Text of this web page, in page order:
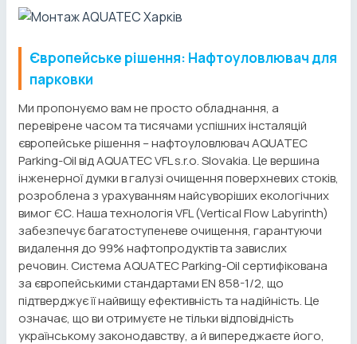
Європейське рішення: Нафтоуловлювач для
парковки
Ми пропонуємо вам не просто обладнання, а
перевірене часом та тисячами успішних інсталяцій
європейське рішення – нафтоуловлювач AQUATEC
Parking-Oil від AQUATEC VFL s.r.o. Slovakia. Це вершина
інженерної думки в галузі очищення поверхневих стоків,
розроблена з урахуванням найсуворіших екологічних
вимог ЄС. Наша технологія VFL (Vertical Flow Labyrinth)
забезпечує багатоступеневе очищення, гарантуючи
видалення до 99% нафтопродуктів та завислих
речовин. Система AQUATEC Parking-Oil сертифікована
за європейськими стандартами EN 858-1/2, що
підтверджує її найвищу ефективність та надійність. Це
означає, що ви отримуєте не тільки відповідність
українському законодавству, а й випереджаєте його,